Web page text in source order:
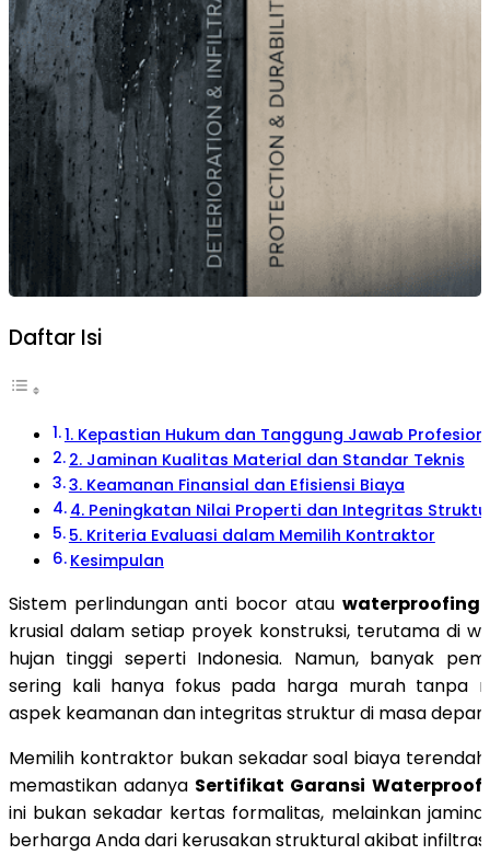
Daftar Isi
1. Kepastian Hukum dan Tanggung Jawab
2. Jaminan Kualitas Material dan Standar Teknis
3. Keamanan Finansial dan Efisiensi Biaya
4. Peningkatan Nilai Properti dan Integritas
5. Kriteria Evaluasi dalam Memilih Kontraktor
Kesimpulan
Sistem perlindungan anti bocor atau waterproofing
krusial dalam setiap proyek konstruksi, terutama di
hujan tinggi seperti Indonesia. Namun, banyak
sering kali hanya fokus pada harga murah tanpa
aspek keamanan dan integritas struktur di masa depan.
Memilih kontraktor bukan sekadar soal biaya
memastikan adanya Sertifikat Garansi
ini bukan sekadar kertas formalitas, melainkan
berharga Anda dari kerusakan struktural akibat